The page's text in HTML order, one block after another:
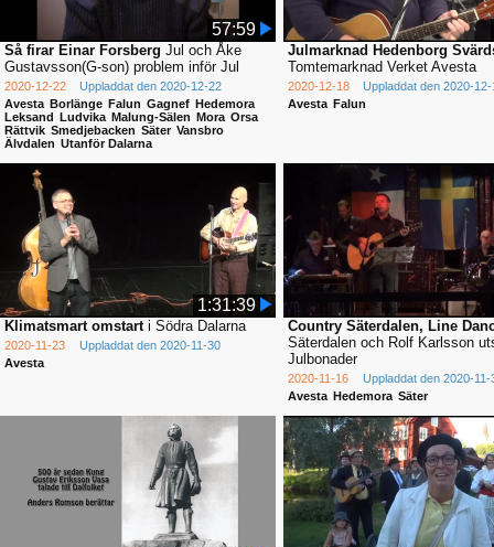
57:59
Så firar Einar Forsberg Jul och Åke
Gustavsson(G-son) problem inför Jul
2020-12-22
Uppladdat den 2020-12-22
Avesta Borlänge Falun Gagnef Hedemora
Leksand Ludvika Malung-Sälen Mora Orsa
Rättvik Smedjebacken Säter Vansbro
Älvdalen Utanför Dalarna
Julmarknad Hedenborg
Tomtemarknad Verket Avesta
2020-12-18
Uppladdat den 2020-12-
Avesta Falun
1:31:39
Klimatsmart omstarti Södra Dalarna
2020-11-23
Uppladdat den 2020-11-30
Avesta
Country Säterdalen, Line
Säterdalen och Rolf Karlsson
Julbonader
2020-11-16
Uppladdat den 2020-11-
Avesta Hedemora Säter